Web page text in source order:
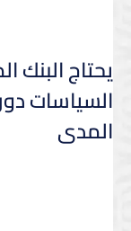
يحتاج البنك
السياسات
المدى